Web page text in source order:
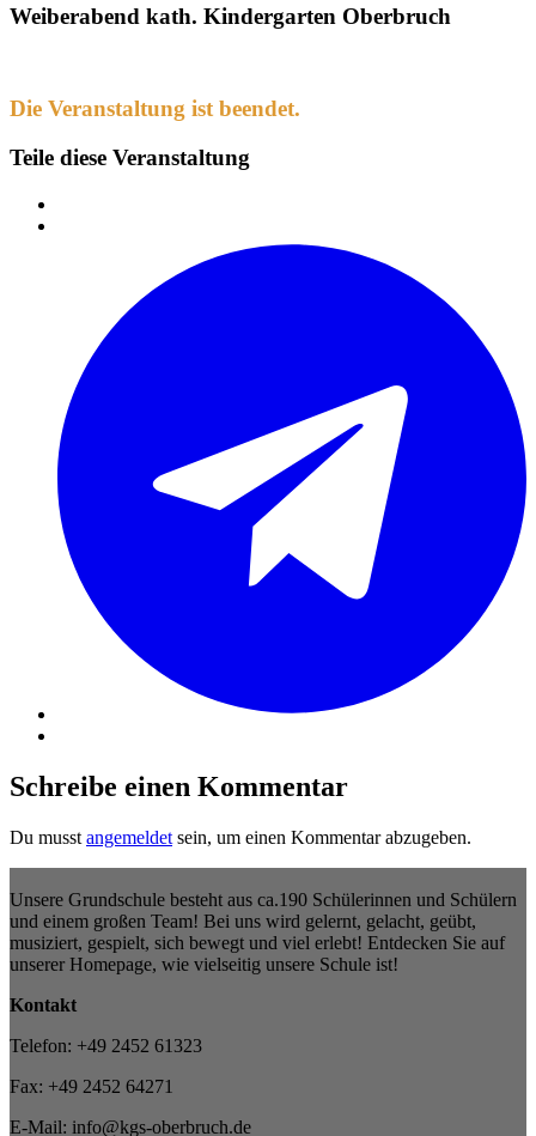
Weiberabend kath. Kindergarten Oberbruch
Die Veranstaltung ist beendet.
Teile diese Veranstaltung
Schreibe einen Kommentar
Du musst angemeldet sein, um einen Kommentar abzugeben.
Unsere Grundschule besteht aus ca.190 Schülerinnen und Schülern
und einem großen Team! Bei uns wird gelernt, gelacht, geübt,
musiziert, gespielt, sich bewegt und viel erlebt! Entdecken Sie auf
unserer Homepage, wie vielseitig unsere Schule ist!
Kontakt
Telefon: +49 2452 61323
Fax: +49 2452 64271
E-Mail: info@kgs-oberbruch.de